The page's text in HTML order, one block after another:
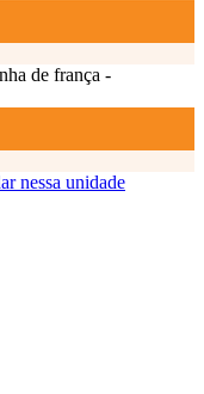
de frança -
nessa unidade